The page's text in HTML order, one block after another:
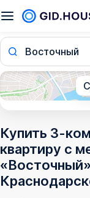
Восточный
Купить 3-
квартиру с